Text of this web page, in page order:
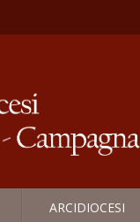
ARCIDIOCESI